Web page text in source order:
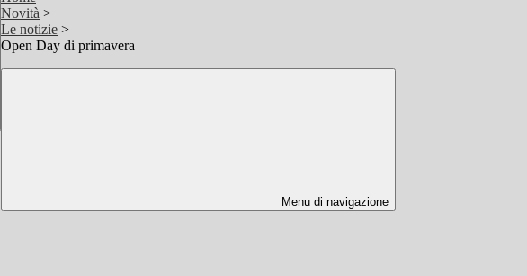
Novità >
Le notizie >
Open Day di primavera
Menu di navigazione